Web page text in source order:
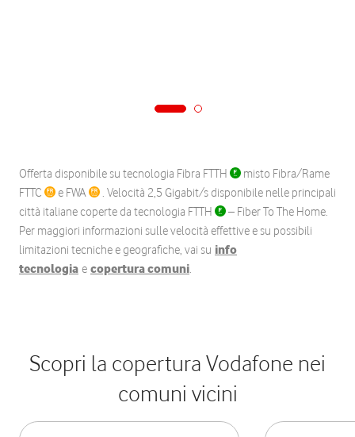
Offerta disponibile su tecnologia Fibra FTTH
misto Fibra/Rame
FTTC
e FWA
. Velocità 2,5 Gigabit/s disponibile nelle principali
città italiane coperte da tecnologia FTTH
– Fiber To The Home.
Per maggiori informazioni sulle velocità effettive e su possibili
limitazioni tecniche e geografiche, vai su info
tecnologia e copertura comuni.
Scopri la copertura Vodafone nei
comuni vicini